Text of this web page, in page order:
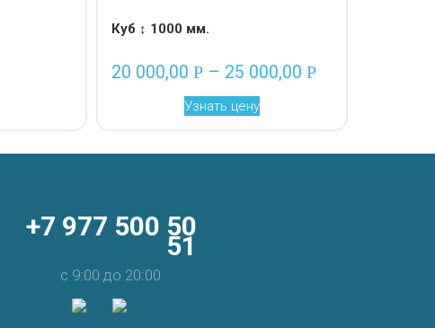
Куб ↕ 1000 мм.
20 000,00 Р – 25 000,00 Р
Узнать цену
+7 977 500 50
51
с 9:00 до 20:00